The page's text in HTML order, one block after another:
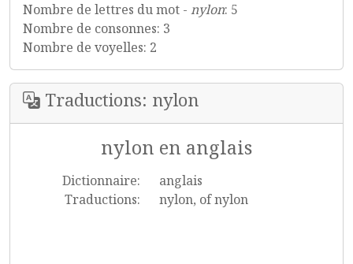
Nombre de lettres du mot - nylon: 5
Nombre de consonnes: 3
Nombre de voyelles: 2
Traductions: nylon
nylon en anglais
Dictionnaire:
anglais
Traductions:
nylon, of nylon